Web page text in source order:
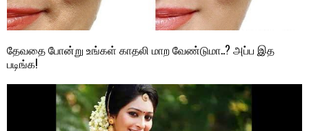
தேவதை போன்று உங்கள் காதலி மாற வேண்டுமா..? அப்ப இத
படிங்க!